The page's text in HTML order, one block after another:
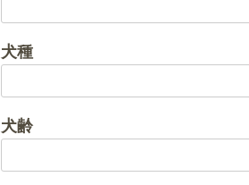
犬種
犬齢